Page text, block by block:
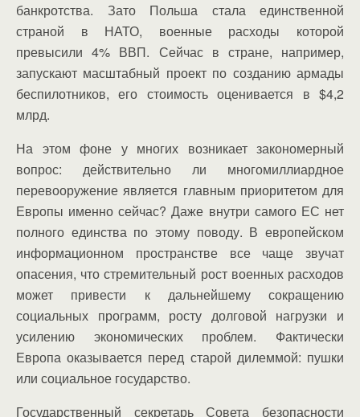
банкротства. Зато Польша стала единственной
страной в НАТО, военные расходы которой
превысили 4% ВВП. Сейчас в стране, например,
запускают масштабный проект по созданию армады
беспилотников, его стоимость оценивается в $4,2
млрд.
На этом фоне у многих возникает закономерный
вопрос: действительно ли многомиллиардное
перевооружение является главным приоритетом для
Европы именно сейчас? Даже внутри самого ЕС нет
полного единства по этому поводу. В европейском
информационном пространстве все чаще звучат
опасения, что стремительный рост военных расходов
может привести к дальнейшему сокращению
социальных программ, росту долговой нагрузки и
усилению экономических проблем. Фактически
Европа оказывается перед старой дилеммой: пушки
или социальное государство.
Государственный секретарь Совета безопасности